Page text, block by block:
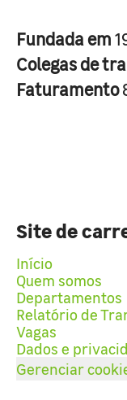
Fundada em
Colegas de
Faturamento
Site de
Início
Quem somos
Departamentos
Relatório de
Vagas
Dados e
Gerenciar